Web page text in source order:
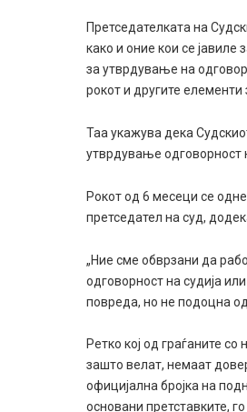
Претседателката на
како и оние кои се
за утврдување на
рокот и другите
Таа укажува дека
утврдување одговорност
Рокот од 6 месеци се
претседател на суд,
„Ние сме обврзани да
одговорност на судија
повреда, но не подоцна
Ретко кој од граѓаните
зашто велат, немаат
официјална бројка на
основани претставките,